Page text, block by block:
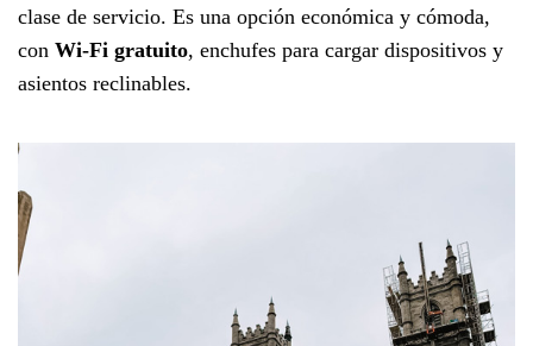
clase de servicio. Es una opción económica y cómoda,
con Wi-Fi gratuito, enchufes para cargar dispositivos y
asientos reclinables.